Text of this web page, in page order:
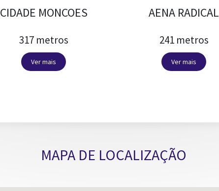
CIDADE MONCOES
317 metros
Ver mais
AENA RADICAL
241 metros
Ver mais
MAPA DE LOCALIZAÇÃO